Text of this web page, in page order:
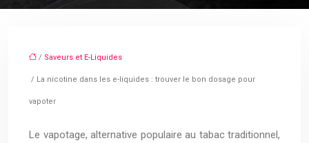
/ Saveurs et E-Liquides
/ La nicotine dans les e-liquides : trouver le bon dosage pour
vapoter
Le vapotage, alternative populaire au tabac traditionnel,